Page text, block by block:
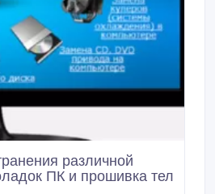
различной
ПК и прошивка тел